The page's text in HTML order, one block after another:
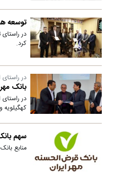
توسعه
در
کرد.
در
بانک مهر
سهم بانک
منابع بانک